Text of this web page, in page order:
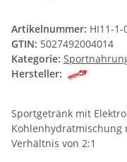
Artikelnummer: HI11-1-
GTIN: 5027492004014
Kategorie:
Hersteller:
Sportgetränk mit
Kohlenhydratmischung
Verhältnis von 2:1